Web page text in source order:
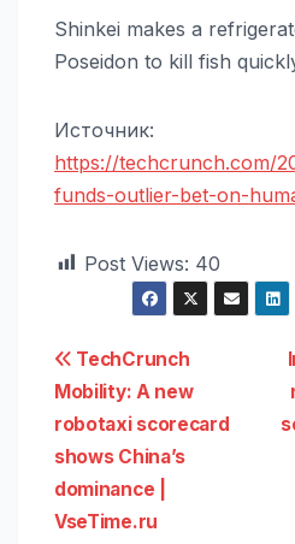
Shinkei makes a
Poseidon to kill fish
Источник:
https://techcrunch.com/
funds-outlier-bet-on-
Post Views: 40
Навигация
по
записям
TechCrunch
Mobility: A new
robotaxi scorecard
shows China’s
dominance |
VseTime.ru